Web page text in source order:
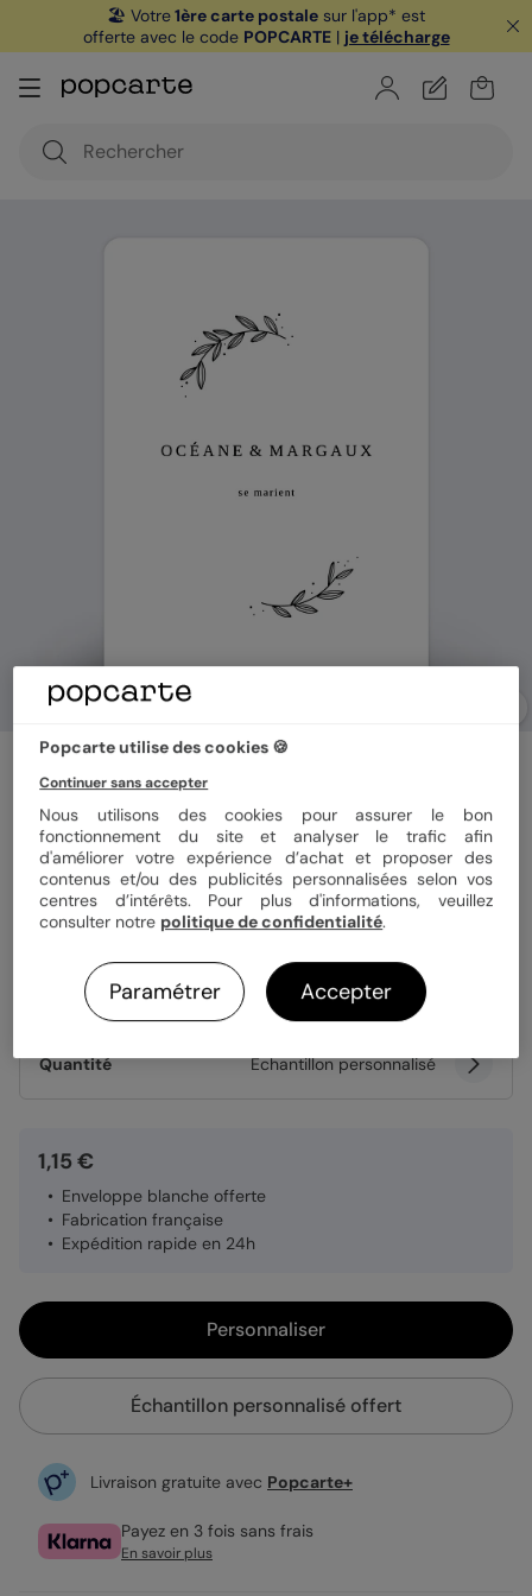
🏖️ Votre1ère carte postale sur l'app* est
offerte avec le code POPCARTE| je télécharge
Faire part mariage
Floréal
4(1avis)
Format 12x17 cm
Papier Papier Satiné
Quantité Échantillon personnalisé
1,15 €
Enveloppe blanche offerte
Fabrication française
Expédition rapide en 24h
Personnaliser
Échantillon personnalisé offert
Livraison gratuite avec Popcarte+
Payez en 3 fois sans frais
En savoir plus
Popcarte utilise des cookies 🍪
Continuer sans accepter
Nous utilisons des cookies pour assurer le bon
fonctionnement du site et analyser le trafic afin
d'améliorer votre expérience d’achat et proposer des
contenus et/ou des publicités personnalisées selon vos
centres d’intérêts. Pour plus d'informations, veuillez
consulter notre politique de confidentialité.
Paramétrer Accepter